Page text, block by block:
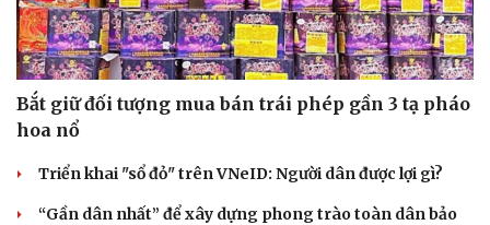
Bắt giữ đối tượng mua bán trái phép gần 3 tạ pháo
hoa nổ
Triển khai "sổ đỏ" trên VNeID: Người dân được lợi gì?
“Gần dân nhất” để xây dựng phong trào toàn dân bảo